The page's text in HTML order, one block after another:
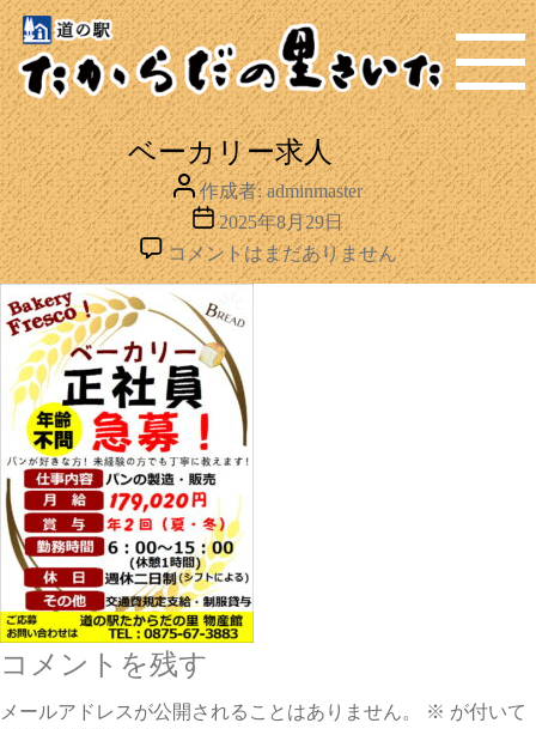
MENU
ベーカリー求人
投
稿
者
作成者: adminmaster
投
稿
日
2025年8月29日
ベ
ー
カ
リ
ー
求
人
へ
の
コメントはまだありません
コメントを残す
メールアドレスが公開されることはありません。 ※ が付いて